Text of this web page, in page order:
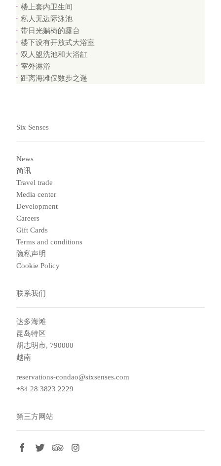
楼上套内卫生间
私人无边际泳池
带日光躺椅的露台
楼下设有开放式大浴室
双人盥洗池和大浴缸
室外淋浴
距离海滩仅数步之遥
Six Senses
News
简讯
Travel trade
Media center
Development
Careers
Gift Cards
Terms and conditions
隐私声明
Cookie Policy
联系我们
达多海滩
昆岛特区
胡志明市, 790000
越南
reservations-condao@sixsenses.com
+84 28 3823 2229
第三方网站
facebooktwitter tripadvisor